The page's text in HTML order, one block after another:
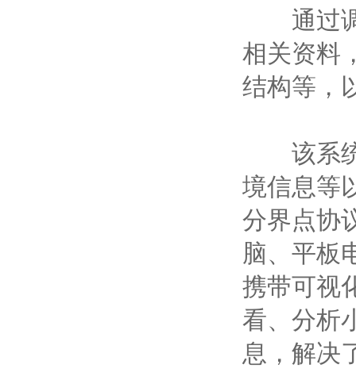
通过调
相关资料
结构等，
该系统
境信息等
分界点协
脑、平板
携带可视
看、分析
息，解决